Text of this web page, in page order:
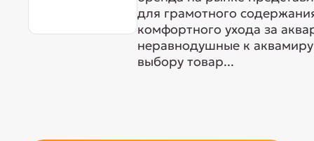
для грамотного
комфортного ухода за
неравнодушные к
выбору товар...